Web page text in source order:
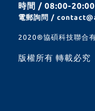
時間 / 08:00-20:00
電郵詢問 /
2020®︎協碩科技聯合
版權所有 轉載必究